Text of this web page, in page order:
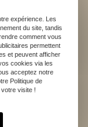
expérience. Les
du site, tandis
comment vous
permettent
et peuvent afficher
cookies via les
acceptez notre
Politique de
visite !